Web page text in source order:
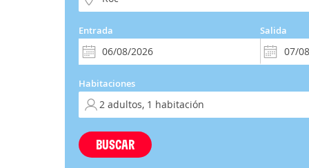
Entrada Salida
Habitaciones
BUSCAR